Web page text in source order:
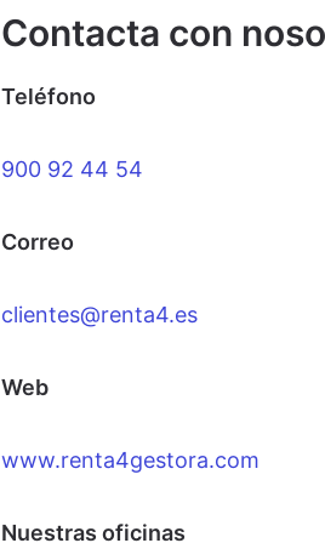
Contacta con
Teléfono
900 92 44 54
Correo
clientes@renta4.es
Web
www.renta4gestora.com
Nuestras oficinas